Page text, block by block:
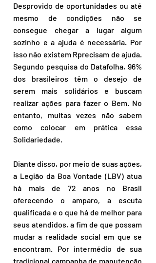
Desprovido de oportunidades ou até
mesmo de condições não se
consegue chegar a lugar algum
sozinho e a ajuda é necessária. Por
isso não existem Rprecisam de ajuda.
Segundo pesquisa do Datafolha, 96%
dos brasileiros têm o desejo de
serem mais solidários e buscam
realizar ações para fazer o Bem. No
entanto, muitas vezes não sabem
como colocar em prática essa
Solidariedade.
Diante disso, por meio de suas ações,
a Legião da Boa Vontade (LBV) atua
há mais de 72 anos no Brasil
oferecendo o amparo, a escuta
qualificada e o que há de melhor para
seus atendidos, a fim de que possam
mudar a realidade social em que se
encontram. Por intermédio de sua
tradicional campanha de manutenção